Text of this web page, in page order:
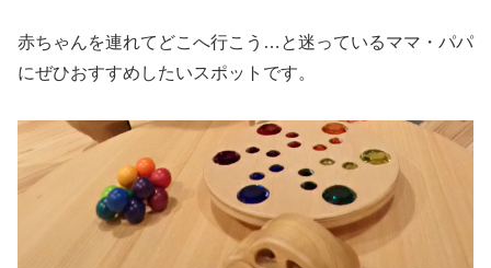
赤ちゃんを連れてどこへ行こう…と迷っているママ・パパ
にぜひおすすめしたいスポットです。